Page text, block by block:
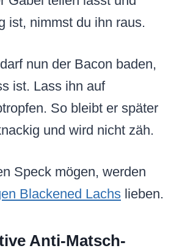
ist, nimmst du ihn raus.
nun der Bacon baden,
ist. Lass ihn auf
So bleibt er später
und wird nicht zäh.
Speck mögen, werden
Blackened Lachs lieben.
Anti-Matsch-